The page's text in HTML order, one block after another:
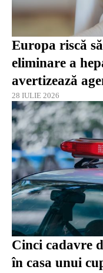
Europa riscă
eliminare a
avertizează
28 IULIE 2026
Cinci cadavre
în casa unui